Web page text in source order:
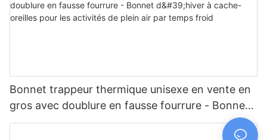
Bonnet trappeur thermique unisexe en vente en
gros avec doublure en fausse fourrure - Bonnet
d'hiver à cache-oreilles pour les activités de plein